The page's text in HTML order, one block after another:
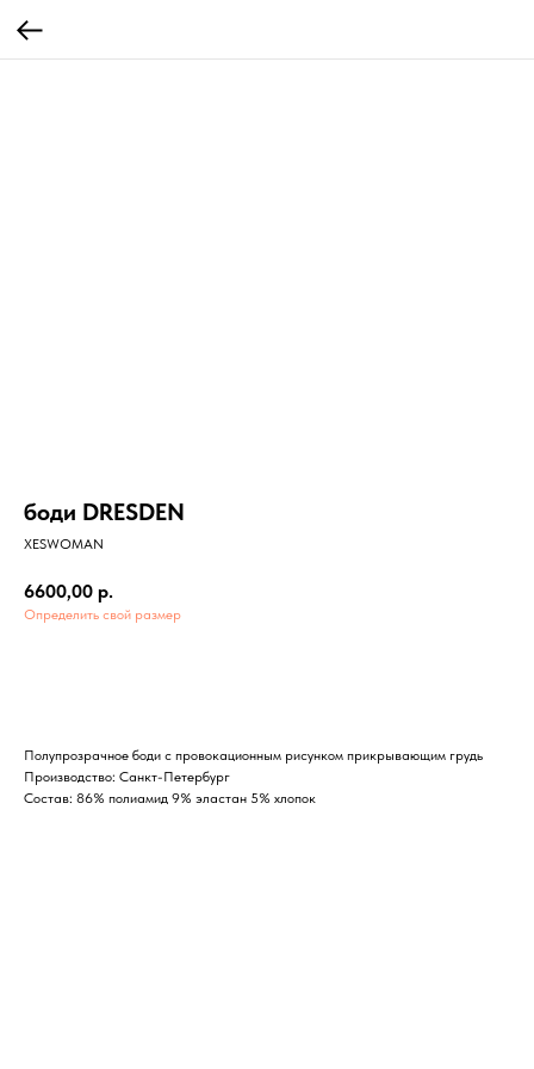
боди DRESDEN
XESWOMAN
6600,00 р.
Определить свой размер
Полупрозрачное боди с провокационным рисунком прикрывающим грудь
Производство: Санкт-Петербург
Состав: 86% полиамид 9% эластан 5% хлопок